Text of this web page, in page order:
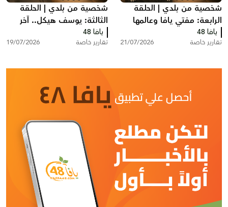
شخصية من بلدي | الحلقة
الرابعة: مفتي يافا وعالمها
الشيخ توفيق عبد الله
الدجاني
يافا 48
تقارير خاصة 21/07/2026
شخصية من بلدي | الحلقة
الثالثة: يوسف هيكل.. آخر
رئيس لبلدية يافا قبل النكبة
يافا 48
تقارير خاصة 19/07/2026